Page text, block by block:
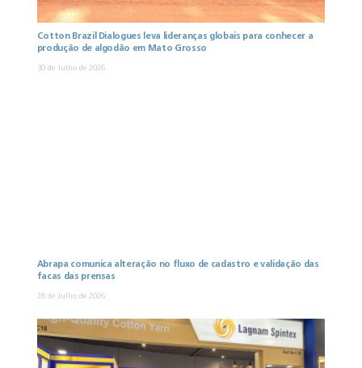
Cotton Brazil Dialogues leva lideranças globais para conhecer a
produção de algodão em Mato Grosso
30 de Julho de 2026
Abrapa comunica alteração no fluxo de cadastro e validação das
facas das prensas
28 de Julho de 2026